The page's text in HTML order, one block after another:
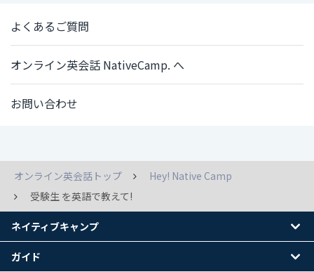
よくあるご質問
オンライン英会話 NativeCamp. へ
お問い合わせ
オンライン英会話トップ
Hey! Native Camp
受験生 を英語で教えて!
ネイティブキャンプ
ガイド